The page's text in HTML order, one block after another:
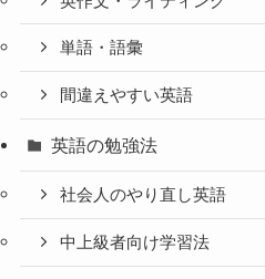
単語・語彙
間違えやすい英語
英語の勉強法
社会人のやり直し英語
中上級者向け学習法